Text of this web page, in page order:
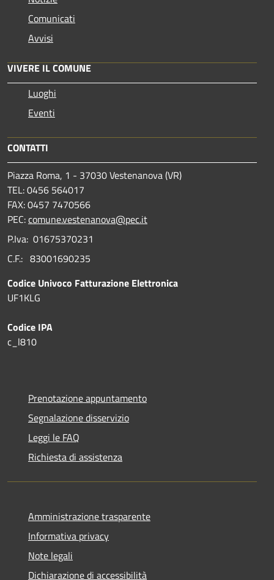
Comunicati
Avvisi
VIVERE IL COMUNE
Luoghi
Eventi
CONTATTI
Piazza Roma, 1 - 37030 Vestenanova (VR)
TEL: 0456 564017
FAX: 0457 7470566
PEC:comune.vestenanova@pec.it
P.Iva: 01675370231
C.F.: 83001690235
Codice Univoco Fatturazione Elettronica
UF1KLG
Codice IPA
c_l810
Prenotazione appuntamento
Segnalazione disservizio
Leggi le FAQ
Richiesta di assistenza
Amministrazione trasparente
Informativa privacy
Note legali
Dichiarazione di accessibilità